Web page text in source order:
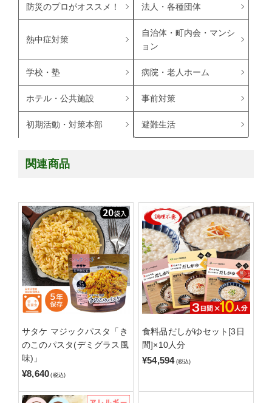
防災のプロがオススメ！ 法人・各種団体
熱中症対策
自治体・町内会・マンシ
ョン
学校・塾 病院・老人ホーム
ホテル・公共施設 事前対策
初期活動・対策本部 避難生活
関連商品
サタケ マジックパスタ「き
のこのパスタ(デミグラス風
味)」
¥8,640 (税込)
食料品だしがゆセット[3日
間]×10人分
¥54,594 (税込)